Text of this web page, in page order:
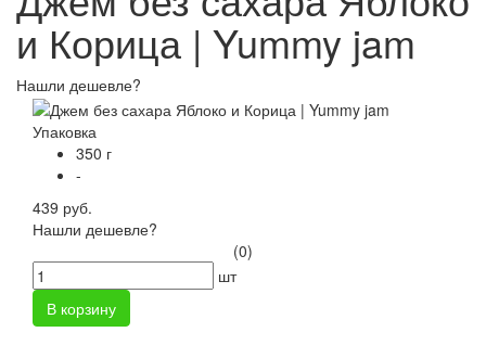
и Корица | Yummy jam
Нашли дешевле?
Упаковка
350 г
-
439 руб.
Нашли дешевле?
(0)
шт
В корзину